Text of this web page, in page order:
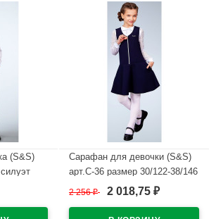
(S&S)
цвет
Сарафан для девочки (S&S)
арт.С-36 размер 30/122-38/146
цвет темно-синий
2 256₽ 2 018,75 ₽